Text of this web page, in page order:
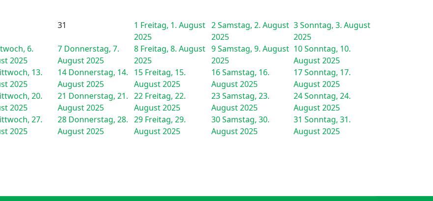
31 1 Freitag, 1. August
2025
2Samstag, 2. August
2025
3Sonntag, 3. August
2025
6.
2025
7 Donnerstag, 7.
August 2025
8 Freitag, 8. August
2025
9Samstag, 9. August
2025
10Sonntag, 10.
August 2025
13.
2025
14 Donnerstag, 14.
August 2025
15 Freitag, 15.
August 2025
16Samstag, 16.
August 2025
17Sonntag, 17.
August 2025
20.
2025
21 Donnerstag, 21.
August 2025
22 Freitag, 22.
August 2025
23Samstag, 23.
August 2025
24Sonntag, 24.
August 2025
27.
2025
28 Donnerstag, 28.
August 2025
29 Freitag, 29.
August 2025
30Samstag, 30.
August 2025
31 Sonntag, 31.
August 2025